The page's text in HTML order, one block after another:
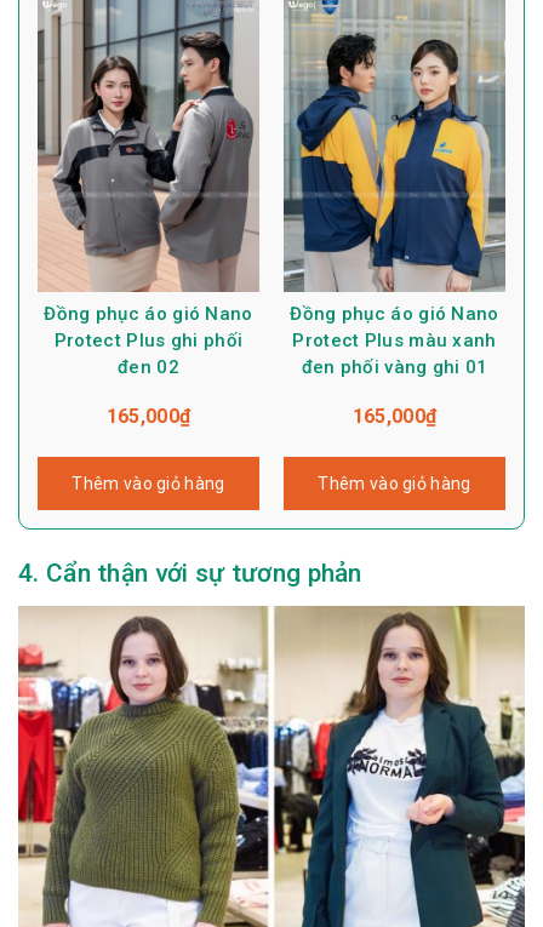
Đồng phục áo gió Nano
Protect Plus ghi phối
đen 02
165,000₫
Thêm vào giỏ hàng
Đồng phục áo gió Nano
Protect Plus màu xanh
đen phối vàng ghi 01
165,000₫
Thêm vào giỏ hàng
4. Cẩn thận với sự tương phản